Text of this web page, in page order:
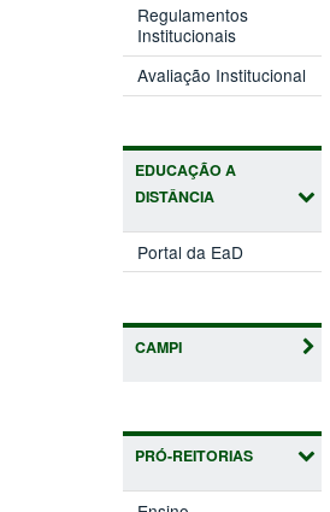
Regulamentos
Institucionais
Avaliação Institucional
EDUCAÇÃO A
DISTÂNCIA
Portal da EaD
CAMPI
PRÓ-REITORIAS